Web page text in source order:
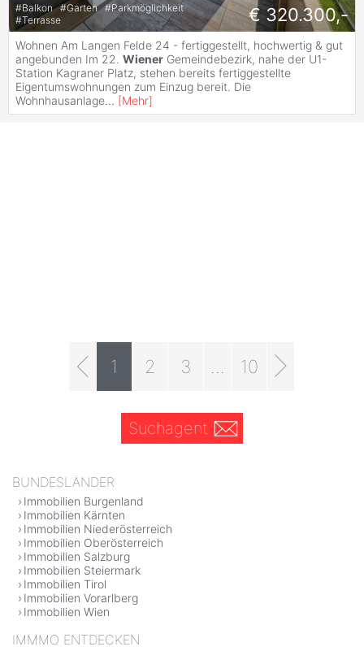
#Balkon #Garten #Parkmöglichkeit
#Terrasse € 320.300,-
Wohnen Am Langen Felde 24 - fertiggestellt, hochwertig & gut
angebunden Im 22. Wiener Gemeindebezirk, nahe der U1-
Station Kagraner Platz, stehen bereits fertiggestellte
Eigentumswohnungen zum Einzug bereit. Die
Wohnhausanlage... [Mehr]
1 2 3 10
Suchagent
BUNDESLÄNDER
Immobilien Burgenland
Immobilien Kärnten
Immobilien Niederösterreich
Immobilien Oberösterreich
Immobilien Salzburg
Immobilien Steiermark
Immobilien Tirol
Immobilien Vorarlberg
Immobilien Wien
IMMMO ENTDECKEN